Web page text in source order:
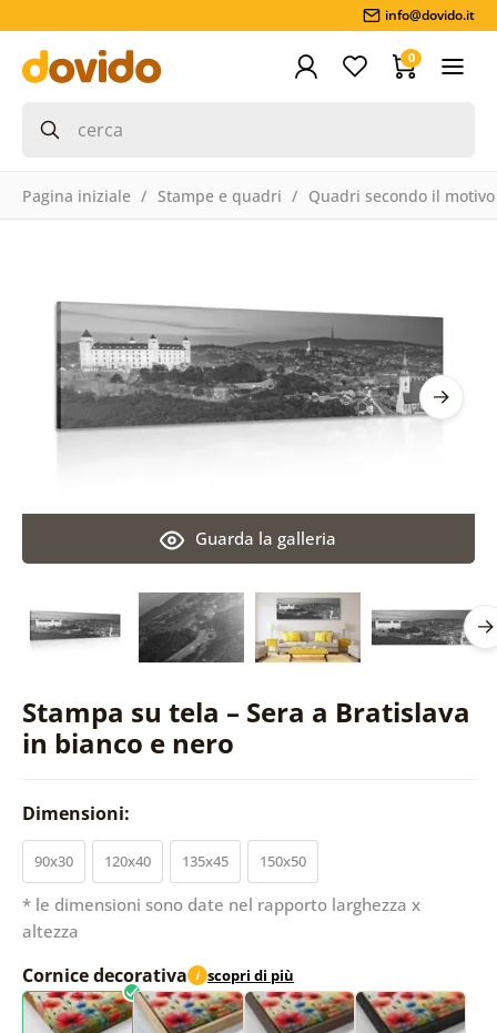
info@dovido.it
0
Pagina iniziale Stampe e quadri Quadri secondo il motivo
Stampa su tela – Sera a Bratislava
in bianco e nero
Guarda la galleria
Dimensioni:
90x30 120x40 135x45 150x50
* le dimensioni sono date nel rapporto larghezza x
altezza
Cornice decorativa i scopri di più